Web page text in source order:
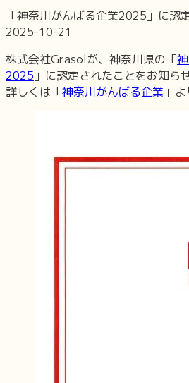
「神奈川がんばる企業2025」に認
2025-10-21
株式会社Grasolが、神奈川県の「
2025 」に認定されたことをお知ら
詳しくは「神奈川がんばる企業 」